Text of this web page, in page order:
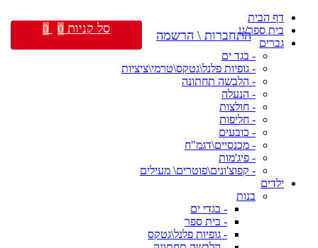
דף הבית
בית ספר/גן
גברים
- בגד ים
- גופיות פלנל\גטקס\טרמי\ציציות
- הלבשה תחתונה
- הנעלה
- חולצות
- חליפות
- כובעים
- מכנסיים\דגמ"ח
- פיג'מות
- קפוצ'ונים\פוטרים\ מעילים
ילדים
בנות
- בגדי ים
- בית ספר
- גופיות פלנל\גטקס
התחברות \ הרשמה סל קניות 0
0